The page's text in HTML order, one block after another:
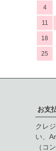
4
11
18
25
お支
クレ
い、
（コ